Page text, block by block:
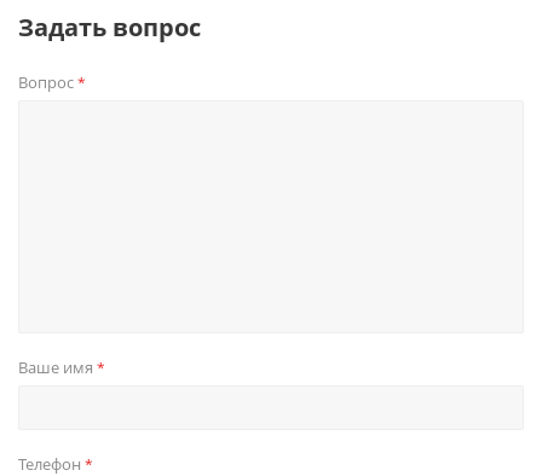
Задать вопрос
Вопрос*
Ваше имя *
Телефон *